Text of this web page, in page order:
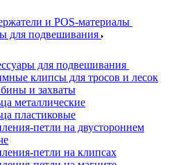
и POS-материалы
для подвешивания
для подвешивания
клипсы для тросов и лесок
и захваты
металлические
пластиковые
петли на двустороннем
петли на клипсах